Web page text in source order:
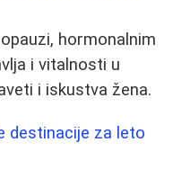
hormonalnim
i vitalnosti u
i iskustva žena.
destinacije za leto